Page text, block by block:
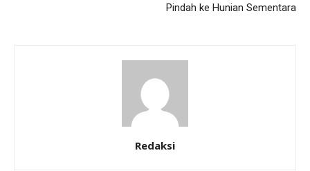
Pindah ke Hunian Sementara
Redaksi